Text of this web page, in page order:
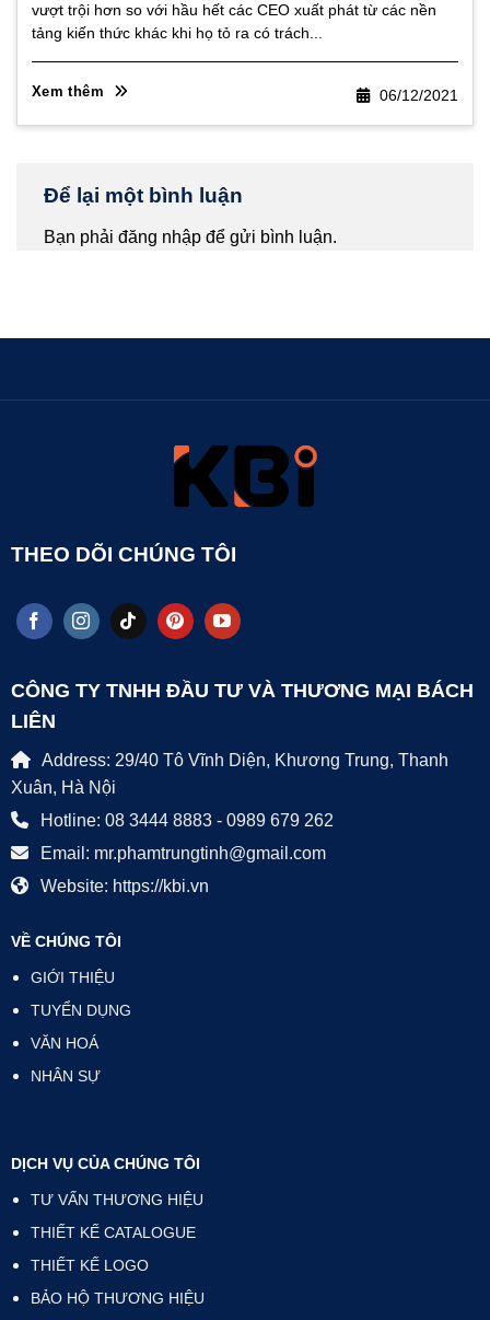
06/12/2021
vượt trội hơn so với hầu hết các CEO xuất phát từ các nền
tảng kiến thức khác khi họ tỏ ra có trách...
Xem thêm
Để lại một bình luận
Bạn phải đăng nhập để gửi bình luận.
THEO DÕI CHÚNG TÔI
CÔNG TY TNHH ĐẦU TƯ VÀ THƯƠNG MẠI BÁCH
LIÊN
Address: 29/40 Tô Vĩnh Diện, Khương Trung, Thanh
Xuân, Hà Nội
Hotline: 08 3444 8883 - 0989 679 262
Email: mr.phamtrungtinh@gmail.com
Website: https://kbi.vn
VỀ CHÚNG TÔI
GIỚI THIỆU
TUYỂN DỤNG
VĂN HOÁ
NHÂN SỰ
DỊCH VỤ CỦA CHÚNG TÔI
TƯ VẤN THƯƠNG HIỆU
THIẾT KẾ CATALOGUE
THIẾT KẾ LOGO
BẢO HỘ THƯƠNG HIỆU